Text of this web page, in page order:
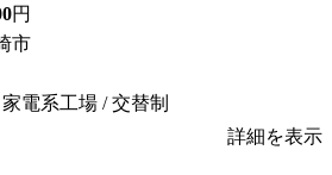
円
市
電系工場 / 交替制
詳細を表示